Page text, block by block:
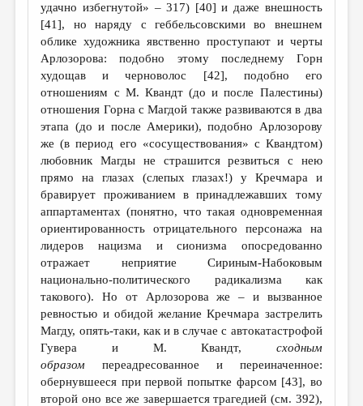
удачно избегнутой» – 317) [40] и даже внешность
[41], но наряду с геббельсовскими во внешнем
облике художника явственно проступают и черты
Арлозорова: подобно этому последнему Горн
худощав и черноволос [42], подобно его
отношениям с М. Квандт (до и после Палестины)
отношения Горна с Магдой также развиваются в два
этапа (до и после Америки), подобно Арлозорову
же (в период его «сосуществования» с Квандтом)
любовник Магды не страшится резвиться с нею
прямо на глазах (слепых глазах!) у Кречмара и
бравирует проживанием в принадлежавших тому
аппартаментах (понятно, что такая одновременная
ориентированность отрицательного персонажа на
лидеров нацизма и сионизма опосредованно
отражает неприятие Сириным-Набоковым
национально-политического радикализма как
такового). Но от Арлозорова же – и вызванное
ревностью и обидой желание Кречмара застрелить
Магду, опять-таки, как и в случае с автокатастрофой
Гувера и М. Квандт, сходным
образом переадресованное и переиначенное:
обернувшееся при первой попытке фарсом [43], во
второй оно все же завершается трагедией (см. 392),